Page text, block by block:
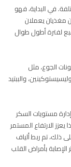
في البداية، فهو
مغذيان يعملان
لفترة أطول طوال
الجوع، مثل
والببتيد
مستويات السكر
الارتفاع المستمر
ذلك، تم ربط ألياف
بأمراض القلب